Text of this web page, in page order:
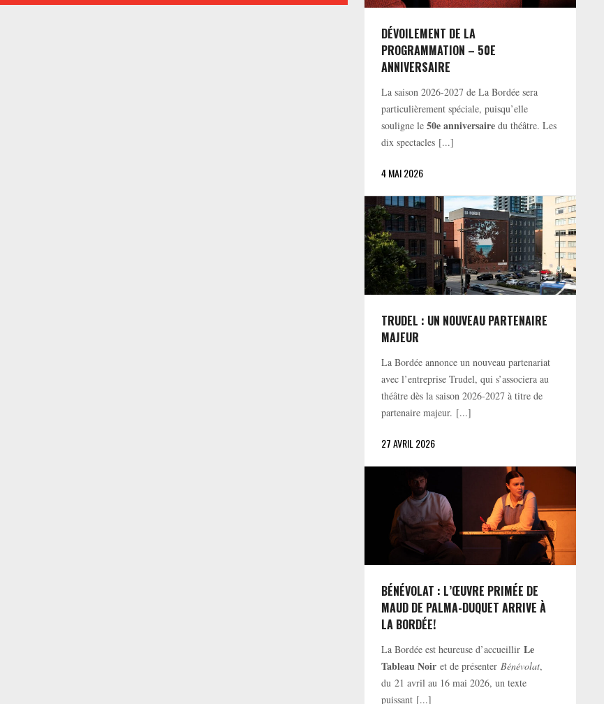
DÉVOILEMENT DE LA
PROGRAMMATION – 50E
ANNIVERSAIRE
La saison 2026-2027 de La Bordée sera
particulièrement spéciale, puisqu’elle
souligne le50e anniversaire du théâtre. Les
dix spectacles [...]
4 MAI 2026
TRUDEL : UN NOUVEAU PARTENAIRE
MAJEUR
La Bordée annonce un nouveau partenariat
avec l’entreprise Trudel, qui s’associera au
théâtre dès la saison 2026-2027 à titre de
partenaire majeur. [...]
27 AVRIL 2026
BÉNÉVOLAT : L’ŒUVRE PRIMÉE DE
MAUD DE PALMA-DUQUET ARRIVE À
LA BORDÉE!
La Bordée est heureuse d’accueillirLe
Tableau Noir et de présenterBénévolat,
du 21 avril au 16 mai 2026, un texte
puissant [...]